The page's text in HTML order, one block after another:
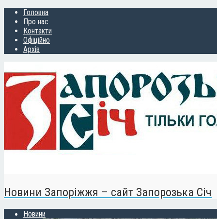
Головна
Про нас
Контакти
Офіційно
Архів
Новини Запоріжжя – сайт Запорозька Січ
Новини